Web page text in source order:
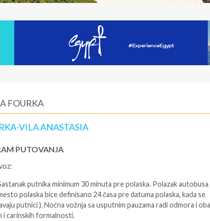
FOURKA
VILA ANASTASIA
PUTOVANJA
putnika minimum 30 minuta pre polaska. Polazak
polaska bice definisano 24 časa pre datuma polaska, kada se
putnici ). Noćna vožnja sa usputnim pauzama radi odmora i
i carinskih formalnosti.